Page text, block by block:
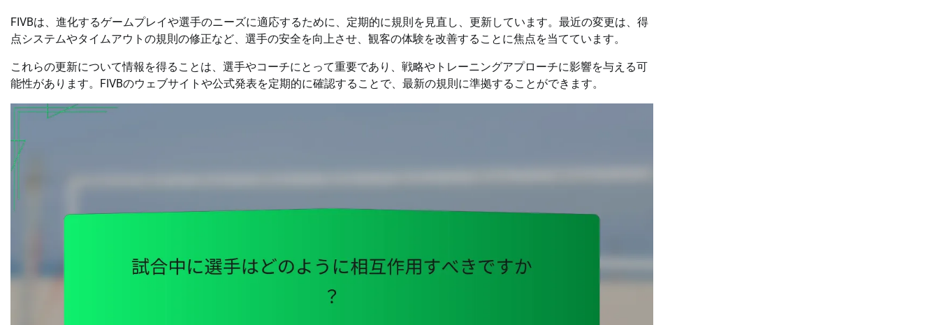
FIVBは、進化するゲームプレイや選手のニーズに適応するために、定期的に規則を見直し、更新しています。最近の変更は、得
点システムやタイムアウトの規則の修正など、選手の安全を向上させ、観客の体験を改善することに焦点を当てています。
これらの更新について情報を得ることは、選手やコーチにとって重要であり、戦略やトレーニングアプローチに影響を与える可
能性があります。FIVBのウェブサイトや公式発表を定期的に確認することで、最新の規則に準拠することができます。